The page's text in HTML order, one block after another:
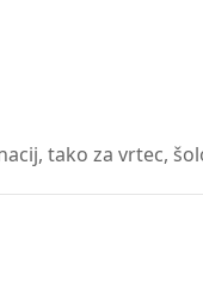
tako za vrtec,